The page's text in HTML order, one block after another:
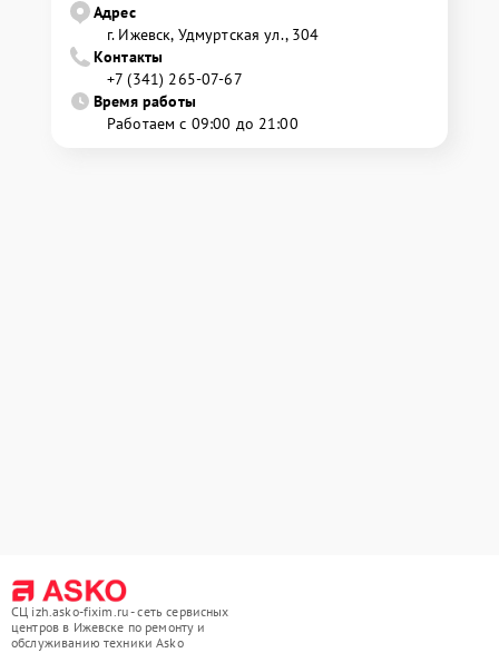
Адрес
г. Ижевск, Удмуртская ул., 304
Контакты
+7 (341) 265-07-67
Время работы
Работаем с 09:00 до 21:00
СЦ izh.asko-fixim.ru - сеть сервисных
центров в Ижевске по ремонту и
обслуживанию техники Asko